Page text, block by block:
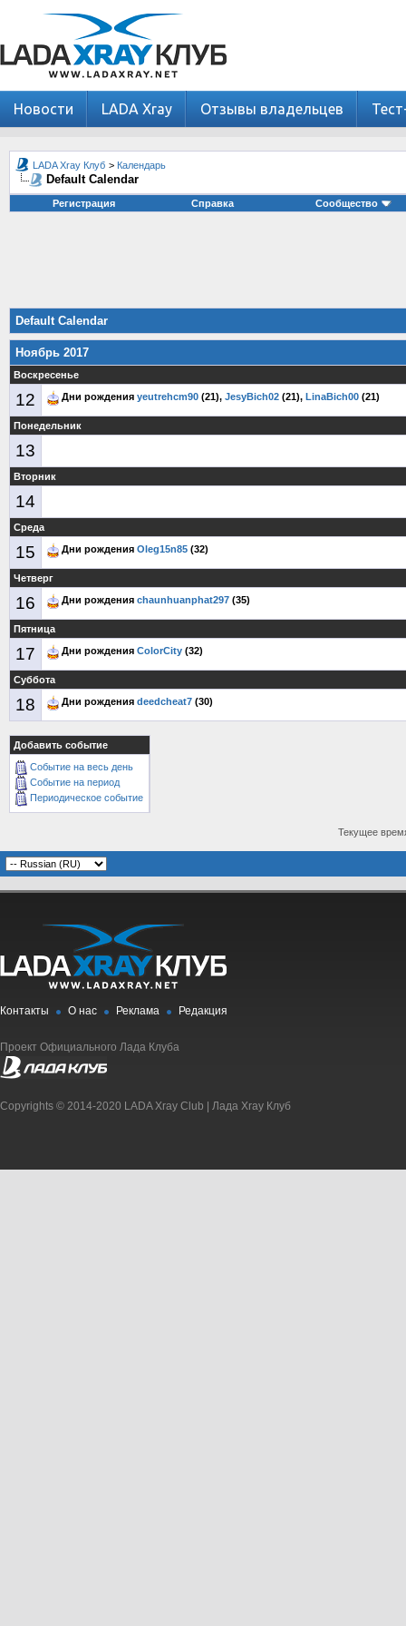
Новости LADA Xray Отзывы владельцев
LADA Xray Клуб > Календарь
Default Calendar
Регистрация Справка Сообщество
Default Calendar
Ноябрь 2017
Воскресенье
12 Дни рождения yeutrehcm90 (21), JesyBich02 (21), LinaBich00 (21)
Понедельник
13
Вторник
14
Среда
15 Дни рождения Oleg15n85 (32)
Четверг
16 Дни рождения chaunhuanphat297 (35)
Пятница
17 Дни рождения ColorCity (32)
Суббота
18 Дни рождения deedcheat7 (30)
Добавить событие
Событие на весь день
Событие на период
Периодическое событие
Текущее
Контакты О нас Реклама Редакция
Проект Официального Лада Клуба
Copyrights © 2014-2020 LADA Xray Club | Лада Xray Клуб